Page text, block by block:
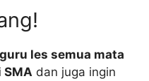
guru les semua mata
SMA dan juga ingin